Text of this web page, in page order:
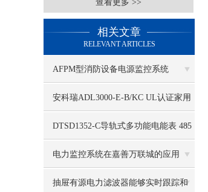
查看更多 >>
相关文章
RELEVANT ARTICLES
AFPM型消防设备电源监控系统
安科瑞ADL3000-E-B/KC UL认证家用
储能多功能表
DTSD1352-C导轨式多功能电能表 485
远程通讯
电力监控系统在嘉善万联城的应用
抽屉有源电力滤波器能够实时跟踪和